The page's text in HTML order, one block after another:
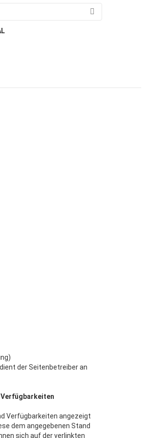
der Seitenbetreiber an
Verfügbarkeiten
Verfügbarkeiten angezeigt
dem angegebenen Stand
sich auf der verlinkten